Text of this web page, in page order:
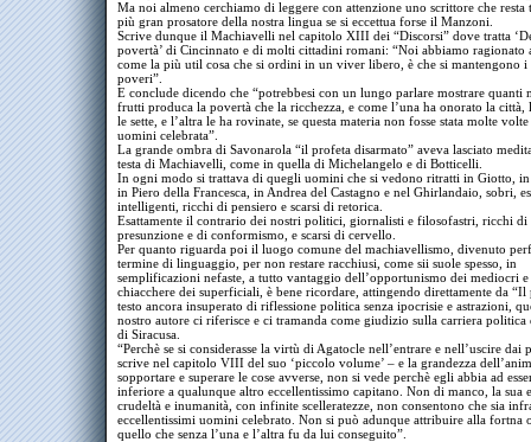
Ma noi almeno cerchiamo di leggere con attenzione uno scrittore che resta
più gran prosatore della nostra lingua se si eccettua forse il Manzoni.
Scrive dunque il Machiavelli nel capitolo XIII dei “Discorsi” dove tratta
povertà’ di Cincinnato e di molti cittadini romani: “Noi abbiamo ragionato
come la più util cosa che si ordini in un viver libero, è che si mantengono
poveri”.
E conclude dicendo che “potrebbesi con un lungo parlare mostrare quanti
frutti produca la povertà che la ricchezza, e come l’una ha onorato la città,
le sette, e l’altra le ha rovinate, se questa materia non fosse stata molte
uomini celebrata”.
La grande ombra di Savonarola “il profeta disarmato” aveva lasciato
testa di Machiavelli, come in quella di Michelangelo e di Botticelli.
In ogni modo si trattava di quegli uomini che si vedono ritratti in Giotto, in
in Piero della Francesca, in Andrea del Castagno e nel Ghirlandaio, sobri,
intelligenti, ricchi di pensiero e scarsi di retorica.
Esattamente il contrario dei nostri politici, giornalisti e filosofastri, ricchi di
presunzione e di conformismo, e scarsi di cervello.
Per quanto riguarda poi il luogo comune del machiavellismo, divenuto
termine di linguaggio, per non restare racchiusi, come sii suole spesso, in
semplificazioni nefaste, a tutto vantaggio dell’opportunismo dei mediocri e
chiacchere dei superficiali, è bene ricordare, attingendo direttamente da “Il
testo ancora insuperato di riflessione politica senza ipocrisie e astrazioni,
nostro autore ci riferisce e ci tramanda come giudizio sulla carriera politica
di Siracusa.
“Perchè se si considerasse la virtù di Agatocle nell’entrare e nell’uscire dai
scrive nel capitolo VIII del suo ‘piccolo volume’ – e la grandezza
sopportare e superare le cose avverse, non si vede perchè egli abbia ad
inferiore a qualunque altro eccellentissimo capitano. Non di manco, la sua
crudeltà e inumanità, con infinite scelleratezze, non consentono che sia
eccellentissimi uomini celebrato. Non si può adunque attribuire alla fortna
quello che senza l’una e l’altra fu da lui conseguito”.